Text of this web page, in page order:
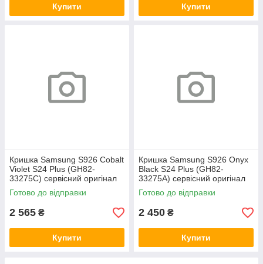
Купити Купити
Кришка Samsung S926 Cobalt
Violet S24 Plus (GH82-
33275C) сервісний оригінал
Готово до відправки
2 565 ₴
Купити
Кришка Samsung S926 Onyx
Black S24 Plus (GH82-
33275A) сервісний оригінал
Готово до відправки
2 450 ₴
Купити